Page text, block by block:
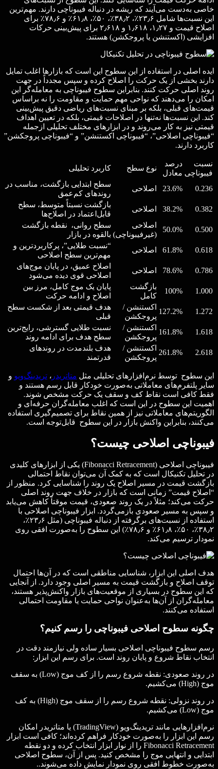
خاصی به‌دست می‌آیند که ریشه در دنباله فیبوناچی دارند. مهم‌ترین
این نسبت‌ها شامل ۲۳٫۶٪، ۳۸٫۲٪، ۵۰٪، ۶۱٫۸٪ و ۷۸٫۶٪ برای
اصلاح قیمت و ۱٫۲۷، ۱٫۶۱۸ و ۲٫۶۱۸ برای پیش‌بینی حرکات
افزایشی (اکستنشن یا پروجکشن) هستند.
ایده اصلی در استفاده از این سطوح این است که بازارها اغلب تمایل
دارند بخشی از یک حرکت را اصلاح کرده و سپس مجدداً در جهت
روند اصلی حرکت کنند. بنابراین سطوح فیبوناچی به معامله‌گر این
امکان را می‌دهند که نواحی مهم حمایت و مقاومت را نه براساس
قیمت‌های قبلی، بلکه بر مبنای نسبت‌های ریاضی دقیق پیش‌بینی
کند. این نسبت‌ها نه‌تنها در اصلاحات قیمتی، بلکه در تعیین اهداف
قیمتی نیز به کار می‌روند و در ابزارهای مختلف تحلیلی ازجمله
“فیبوناچی اصلاحی”، “فیبوناچی اکستنشن” و “فیبوناچی پروجکشن”
کاربرد دارند.
نسبت
فیبوناچی
درصد
معادل
نوع سطح کاربرد تحلیلی
0.236
23.6% اصلاحی
سطح ابتدایی بازگشت، مناسب در
روندهای کم‌عمق
0.382
38.2% اصلاحی
بازگشت نسبتاً متوسط، سطح
قابل‌اعتماد در اصلاح‌ها
0.500
50.0%
اصلاحی
(غیرفیبوناچی)
سطح روانی، نقطه بازگشت
بالقوه در بازار
0.618
61.8% اصلاحی
“نسبت طلایی”، پرکاربردترین و
مهم‌ترین سطح اصلاحی
0.786
78.6% اصلاحی
اصلاح عمیق، در پایان موج‌های
اصلاحی قوی دیده می‌شود
1.000
100%
بازگشت
کامل
پایان یک موج کامل، مرز بین
اصلاح و ادامه حرکت
1.272
127.2%
اکستنشن /
پروجکشن
هدف قیمتی بعد از شکست سطح
قبلی
1.618
161.8%
اکستنشن /
پروجکشن
نسبت طلایی گسترشی، رایج‌ترین
سطح هدف برای ادامه روند
2.618
261.8%
اکستنشن /
پروجکشن
هدف بلندمدت در روندهای
قدرتمند
این سطوح توسط نرم‌افزارهای تحلیلی مثل متاتریدر ، تریدینگ‌ویو و
سایر پلتفرم‌های معاملاتی به‌صورت خودکار قابل رسم هستند و
فقط کافی است نقاط کف و سقف یک حرکت مشخص شوند.
اهمیت این سطوح در این است که اغلب معامله‌گران حرفه‌ای و
الگوریتم‌های معاملاتی نیز از همین نقاط برای تصمیم‌گیری استفاده
می‌کنند، بنابراین واکنش بازار در این سطوح قابل‌توجه است.
فیبوناچی اصلاحی چیست؟
فیبوناچی اصلاحی (Fibonacci Retracement) یکی از ابزارهای کلیدی
در تحلیل تکنیکال است که به کمک آن می‌توان نقاط احتمالی
بازگشت قیمت در مسیر اصلاح یک روند را شناسایی کرد. منظور از
“اصلاح قیمت” زمانی است که بازار در خلاف جهت روند اصلی
حرکت می‌کند؛ مثلاً در یک روند صعودی، قیمت موقتاً کاهش می‌یابد
و سپس به مسیر صعودی بازمی‌گردد. ابزار فیبوناچی اصلاحی با
استفاده از نسبت‌های برگرفته از دنباله فیبوناچی (مثل ۲۳٫۶٪،
۳۸٫۲٪، ۵۰٪، ۶۱٫۸٪ و ۷۸٫۶٪) این سطوح را به‌صورت افقی روی
نمودار ترسیم می‌کند.
هدف اصلی این ابزار، شناسایی مناطقی است که در آن‌ها احتمال
توقف اصلاح و بازگشت قیمت به مسیر اصلی وجود دارد. از آنجایی
که این سطوح در بسیاری از موقعیت‌های بازار واکنش‌پذیر هستند،
معامله‌گران از آن‌ها به‌عنوان نواحی حمایت یا مقاومت احتمالی
استفاده می‌کنند.
چگونه سطوح اصلاحی فیبوناچی را رسم کنیم؟
رسم سطوح فیبوناچی اصلاحی بسیار ساده ولی نیازمند دقت در
انتخاب نقاط شروع و پایان روند است. برای رسم این ابزار:
در روند صعودی: نقطه شروع رسم را از کف موج (Low) به سقف
موج (High) می‌کشیم.
در روند نزولی: نقطه شروع رسم را از سقف موج (High) به کف
موج (Low) می‌کشیم.
نرم‌افزارهایی مانند تریدینگ‌ویو (TradingView) یا متاتریدر امکان
رسم این ابزار را به‌صورت خودکار فراهم کرده‌اند؛ کافی است ابزار
Fibonacci Retracement را از نوار ابزار انتخاب کرده و دو نقطه
ابتدایی و انتهایی موج را مشخص کنید. پس از آن، سطوح اصلاحی
به‌صورت خطوط افقی روی نمودار نمایش داده می‌شوند..